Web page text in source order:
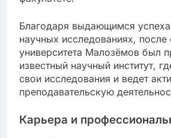
Благодаря выдающимся
научных исследованиях, после
университета Малозёмов был
известный научный институт,
свои исследования и ведет
преподавательскую
Карьера и